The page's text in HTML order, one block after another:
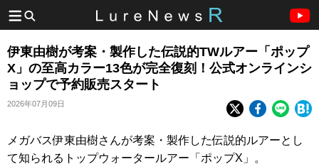
伊東由樹が考案・製作した伝説的TWルアー「ポップ
X」の至高カラー13色が完全復刻！公式オンラインシ
ョップで予約販売スタート
2026年07月09日
メガバス伊東由樹さんが考案・製作した伝説的ルアーとし
て知られるトップウォータールアー「ポップX」。